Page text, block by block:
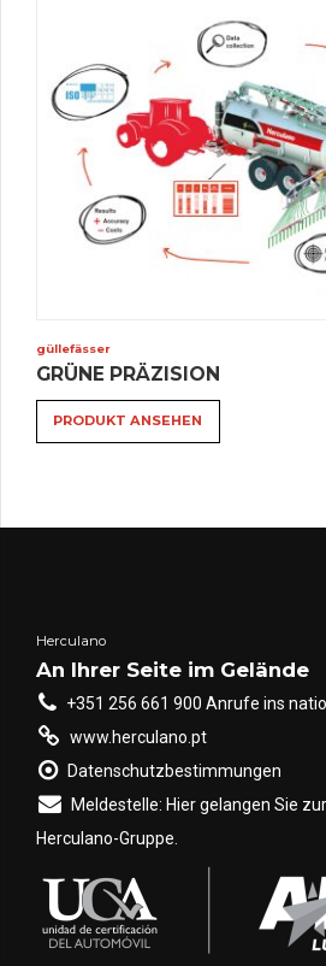
güllefässer
GRÜNE PRÄZISION
PRODUKT ANSEHEN
Herculano
An Ihrer Seite im Gelände
+351 256 661 900 Anrufe ins
www.herculano.pt
Datenschutzbestimmungen
Meldestelle: Hier gelangen Sie
Herculano-Gruppe.